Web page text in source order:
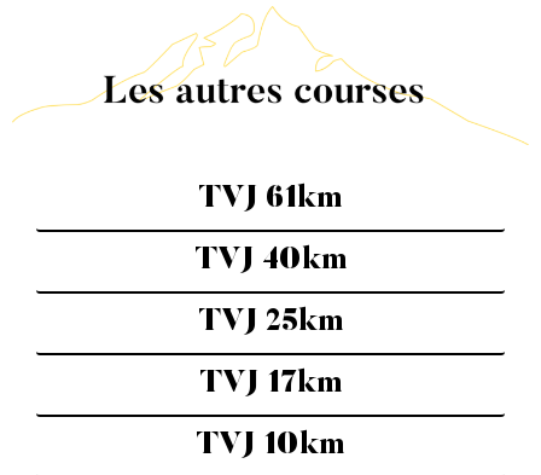
TVJ 61km
TVJ 40km
TVJ 25km
TVJ 17km
TVJ 10km